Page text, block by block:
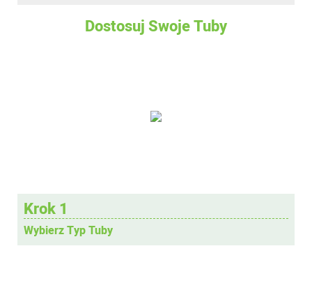
Dostosuj Swoje Tuby
Krok 1
Wybierz Typ Tuby